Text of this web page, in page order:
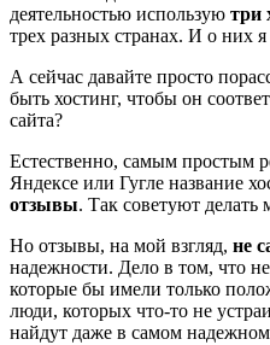
деятельностью использую три
трех разных странах. И о них
А сейчас давайте просто
быть хостинг, чтобы он
сайта?
Естественно, самым простым
Яндексе или Гугле название
отзывы. Так советуют делать
Но отзывы, на мой взгляд, не
надежности. Дело в том, что
которые бы имели только
люди, которых что-то не
найдут даже в самом